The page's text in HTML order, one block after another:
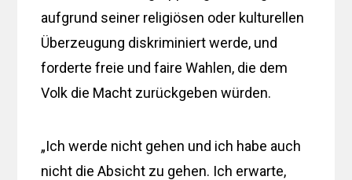
aufgrund seiner religiösen oder kulturellen
Überzeugung diskriminiert werde, und
forderte freie und faire Wahlen, die dem
Volk die Macht zurückgeben würden.
„Ich werde nicht gehen und ich habe auch
nicht die Absicht zu gehen. Ich erwarte,